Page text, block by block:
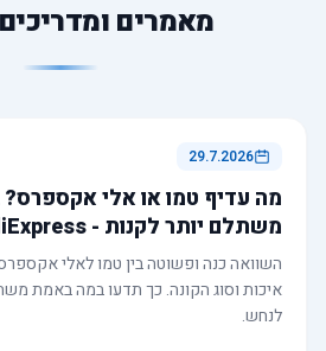
מאמרים
29.7.2026
מה עדיף טמו או אלי
משתלם יותר לקנות - AliExpress
השוואה כנה ופשוטה בין טמו לאלי
איכות וסוג הקונה. כך תדעו במה באמת
לנחש.